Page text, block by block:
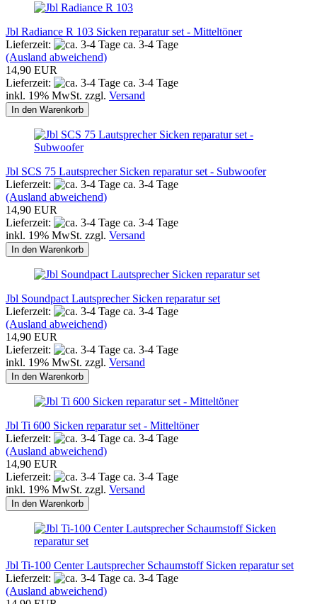
Jbl Radiance R 103 Sicken reparatur set - Mitteltöner
Lieferzeit:
ca. 3-4 Tage
(Ausland abweichend)
14,90 EUR
Lieferzeit:
ca. 3-4 Tage
inkl. 19% MwSt. zzgl. Versand
In den Warenkorb
Jbl SCS 75 Lautsprecher Sicken reparatur set - Subwoofer
Lieferzeit:
ca. 3-4 Tage
(Ausland abweichend)
14,90 EUR
Lieferzeit:
ca. 3-4 Tage
inkl. 19% MwSt. zzgl. Versand
In den Warenkorb
Jbl Soundpact Lautsprecher Sicken reparatur set
Lieferzeit:
ca. 3-4 Tage
(Ausland abweichend)
14,90 EUR
Lieferzeit:
ca. 3-4 Tage
inkl. 19% MwSt. zzgl. Versand
In den Warenkorb
Jbl Ti 600 Sicken reparatur set - Mitteltöner
Lieferzeit:
ca. 3-4 Tage
(Ausland abweichend)
14,90 EUR
Lieferzeit:
ca. 3-4 Tage
inkl. 19% MwSt. zzgl. Versand
In den Warenkorb
Jbl Ti-100 Center Lautsprecher Schaumstoff Sicken reparatur set
Lieferzeit:
ca. 3-4 Tage
(Ausland abweichend)